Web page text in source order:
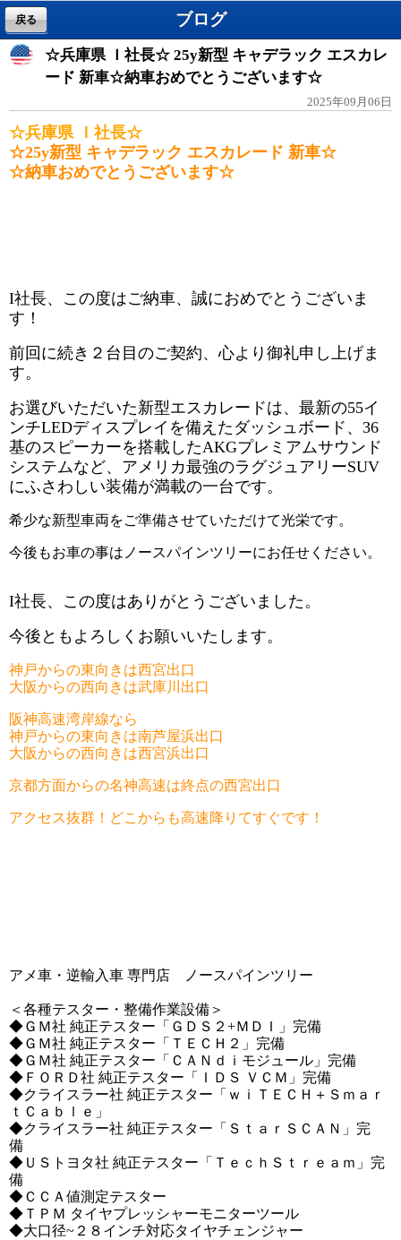
ブログ
戻る
☆兵庫県 Ｉ社長☆ 25y新型 キャデラック エスカレ
ード 新車☆納車おめでとうございます☆
2025年09月06日
☆兵庫県 Ｉ社長☆
☆25y新型 キャデラック エスカレード 新車☆
☆納車おめでとうございます☆
I社長、この度はご納車、誠におめでとうございま
す！
前回に続き２台目のご契約、心より御礼申し上げま
す。
お選びいただいた新型エスカレードは、最新の55イ
ンチLEDディスプレイを備えたダッシュボード、36
基のスピーカーを搭載したAKGプレミアムサウンド
システムなど、アメリカ最強のラグジュアリーSUV
にふさわしい装備が満載の一台です。
希少な新型車両をご準備させていただけて光栄です。
今後もお車の事はノースパインツリーにお任せください。
I社長、この度はありがとうございました。
今後ともよろしくお願いいたします。
神戸からの東向きは西宮出口
大阪からの西向きは武庫川出口
阪神高速湾岸線なら
神戸からの東向きは南芦屋浜出口
大阪からの西向きは西宮浜出口
京都方面からの名神高速は終点の西宮出口
アクセス抜群！どこからも高速降りてすぐです！
アメ車・逆輸入車 専門店 ノースパインツリー
＜各種テスター・整備作業設備＞
◆ＧＭ社 純正テスター「ＧＤＳ２+ＭＤＩ」完備
◆ＧＭ社 純正テスター「ＴＥＣＨ２」完備
◆ＧＭ社 純正テスター「ＣＡＮｄｉモジュール」完備
◆ＦＯＲＤ社 純正テスター「ＩＤＳ ＶＣＭ」完備
◆クライスラー社 純正テスター「ｗｉＴＥＣＨ＋Ｓｍａｒ
ｔＣａｂｌｅ」
◆クライスラー社 純正テスター「ＳｔａｒＳＣＡＮ」完
備
◆ＵＳトヨタ社 純正テスター「ＴｅｃｈＳｔｒｅａｍ」完
備
◆ＣＣＡ値測定テスター
◆ＴＰＭ タイヤプレッシャーモニターツール
◆大口径~２８インチ対応タイヤチェンジャー